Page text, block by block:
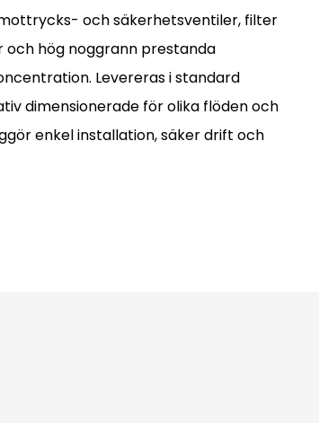
och säkerhetsventiler, filter
hög noggrann prestanda
Levereras i standard
dimensionerade för olika flöden och
enkel installation, säker drift och